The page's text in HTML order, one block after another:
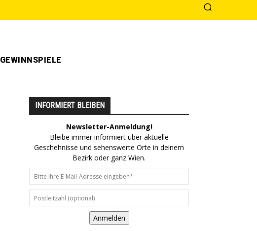
GEWINNSPIELE
INFORMIERT BLEIBEN
Newsletter-Anmeldung!
Bleibe immer informiert über aktuelle
Geschehnisse und sehenswerte Orte in deinem
Bezirk oder ganz Wien.
Anmelden